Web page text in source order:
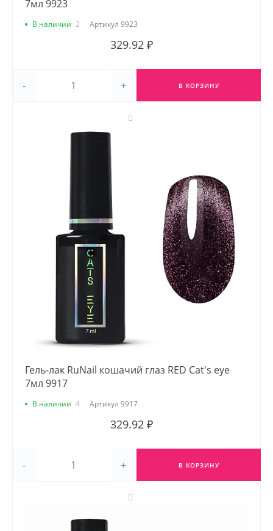
7мл 9923
В наличии 2 Артикул 9923
329.92 ₽
- + В КОРЗИНУ
Гель-лак RuNail кошачий глаз RED Cat's eye
7мл 9917
В наличии 4 Артикул 9917
329.92 ₽
- + В КОРЗИНУ